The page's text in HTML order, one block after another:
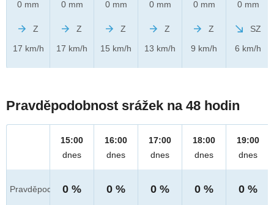
0 mm
Z
17 km/h
0 mm
Z
17 km/h
0 mm
Z
15 km/h
0 mm
Z
13 km/h
0 mm
Z
9 km/h
0 mm
SZ
6 km/h
Pravděpodobnost srážek na 48 hodin
Pravděpod.
15:00
dnes
0 %
16:00
dnes
0 %
17:00
dnes
0 %
18:00
dnes
0 %
19:00
dnes
0 %